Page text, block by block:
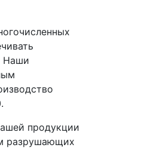
Наши
продукции
разрушающих